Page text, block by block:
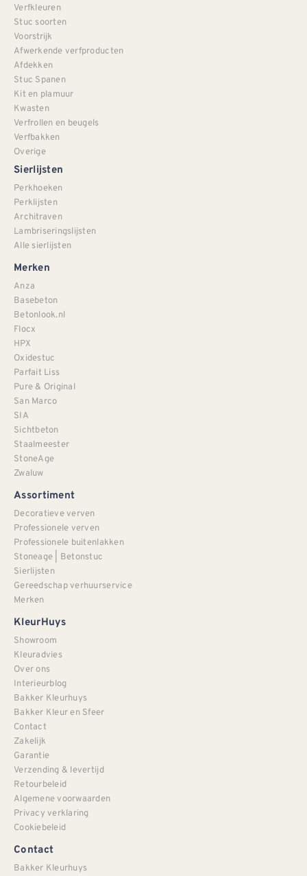
Verfkleuren
Stuc soorten
Voorstrijk
Afwerkende verfproducten
Afdekken
Stuc Spanen
Kit en plamuur
Kwasten
Verfrollen en beugels
Verfbakken
Overige
Sierlijsten
Perkhoeken
Perklijsten
Architraven
Lambriseringslijsten
Alle sierlijsten
Merken
Anza
Basebeton
Betonlook.nl
Flocx
HPX
Oxidestuc
Parfait Liss
Pure & Original
San Marco
SIA
Sichtbeton
Staalmeester
StoneAge
Zwaluw
Assortiment
Decoratieve verven
Professionele verven
Professionele buitenlakken
Stoneage | Betonstuc
Sierlijsten
Gereedschap verhuurservice
Merken
KleurHuys
Showroom
Kleuradvies
Over ons
Interieurblog
Bakker Kleurhuys
Bakker Kleur en Sfeer
Contact
Zakelijk
Garantie
Verzending & levertijd
Retourbeleid
Algemene voorwaarden
Privacy verklaring
Cookiebeleid
Contact
Bakker Kleurhuys